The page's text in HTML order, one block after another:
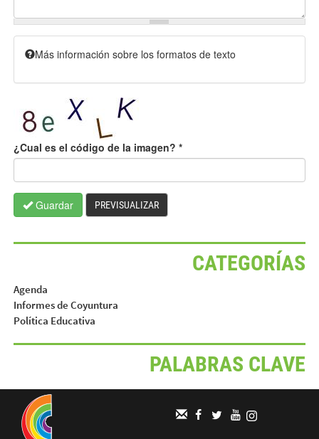
Más información sobre los formatos de texto
¿Cual es el código de la imagen? *
Guardar PREVISUALIZAR
CATEGORÍAS
Agenda
Informes de Coyuntura
Política Educativa
PALABRAS CLAVE